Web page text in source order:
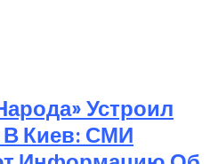
Устроил
Киев: СМИ